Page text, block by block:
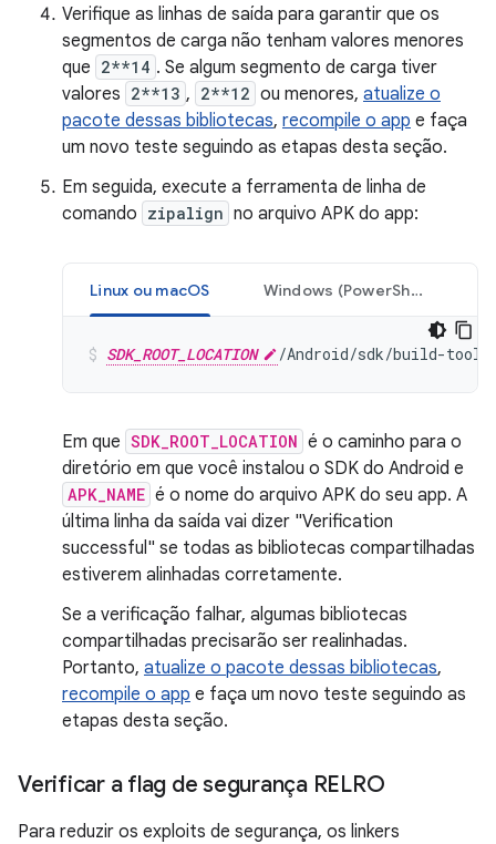
Verifique as linhas de saída para garantir que os
segmentos de carga não tenham valores menores
que 2**14 . Se algum segmento de carga tiver
valores 2**13 , 2**12 ou menores, atualize o
pacote dessas bibliotecas, recompile o app e faça
um novo teste seguindo as etapas desta seção.
Em seguida, execute a ferramenta de linha de
comando zipalign no arquivo APK do app:
Linux ou macOS Windows (PowerShell)
SDK_ROOT_LOCATION /Android/sdk/build-
Em que SDK_ROOT_LOCATION é o caminho para o
diretório em que você instalou o SDK do Android e
APK_NAME é o nome do arquivo APK do seu app. A
última linha da saída vai dizer "Verification
successful" se todas as bibliotecas compartilhadas
estiverem alinhadas corretamente.
Se a verificação falhar, algumas bibliotecas
compartilhadas precisarão ser realinhadas.
Portanto, atualize o pacote dessas bibliotecas,
recompile o app e faça um novo teste seguindo as
etapas desta seção.
Verificar a flag de segurança RELRO
Para reduzir os exploits de segurança, os linkers